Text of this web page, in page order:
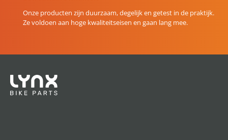
Onze producten zijn duurzaam, degelijk en getest in de praktijk.
Ze voldoen aan hoge kwaliteitseisen en gaan lang mee.